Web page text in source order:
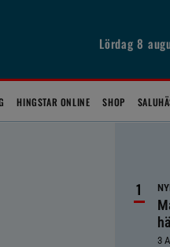
Lördag 8
HINGSTAR ONLINE SHOP
3